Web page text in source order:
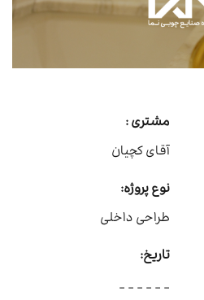
مشتری :
آقای کچیان
نوع پروژه:
طراحی داخلی
تاریخ:
- - - - - -